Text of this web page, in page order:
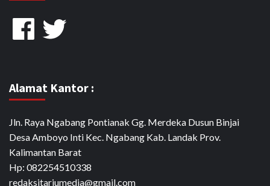
FacebookTwitter
Alamat Kantor :
Jln. Raya Ngabang Pontianak Gg. Merdeka Dusun Binjai
Desa Amboyo Inti Kec. Ngabang Kab. Landak Prov.
Kalimantan Barat
Hp: 082254510338
redaksitariumedia@gmail.com